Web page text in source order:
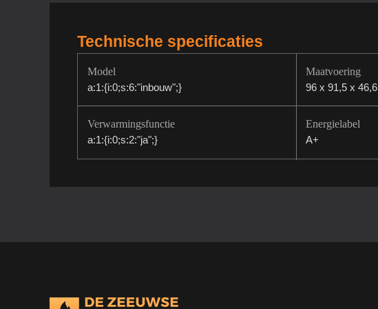
Technische specificaties
Model
a:1:{i:0;s:6:"inbouw";}
Maatvoering
96 x 91,5 x 46,6
Verwarmingsfunctie
a:1:{i:0;s:2:"ja";}
Energielabel
A+